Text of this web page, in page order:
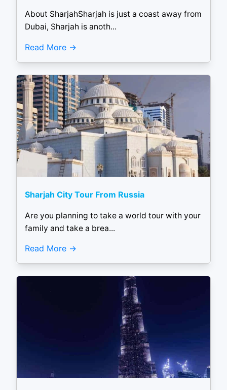
About SharjahSharjah is just a coast away from
Dubai, Sharjah is anoth...
Read More
Sharjah City Tour From Russia
Are you planning to take a world tour with your
family and take a brea...
Read More